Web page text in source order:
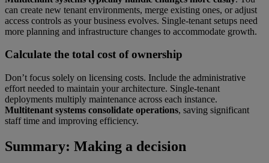
can create new tenant environments, merge existing ones, or adjust
access controls as your business evolves. Single-tenant setups need
more planning and infrastructure changes to accommodate growth.
Calculate the total cost of ownership
Don’t focus solely on licensing costs. Include the administrative
effort needed to maintain your architecture. Single-tenant
deployments multiply maintenance across each instance.
Multitenant systems consolidate operations, saving significant
staff time and improving efficiency.
Summary: Making a decision